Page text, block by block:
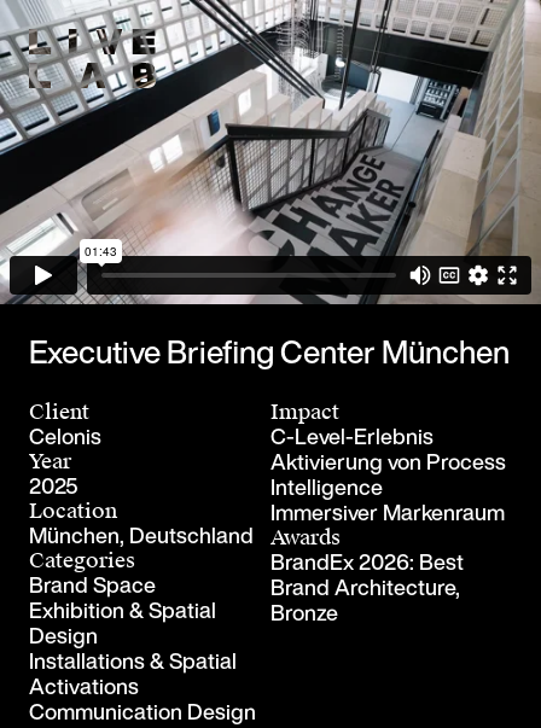
Executive Briefing Center München
Client
Celonis
Year
2025
Location
München, Deutschland
Categories
Brand Space
Exhibition & Spatial
Design
Installations & Spatial
Activations
Communication Design
Impact
C-Level-Erlebnis
Aktivierung von Process
Intelligence
Immersiver Markenraum
Awards
BrandEx 2026: Best
Brand Architecture,
Bronze